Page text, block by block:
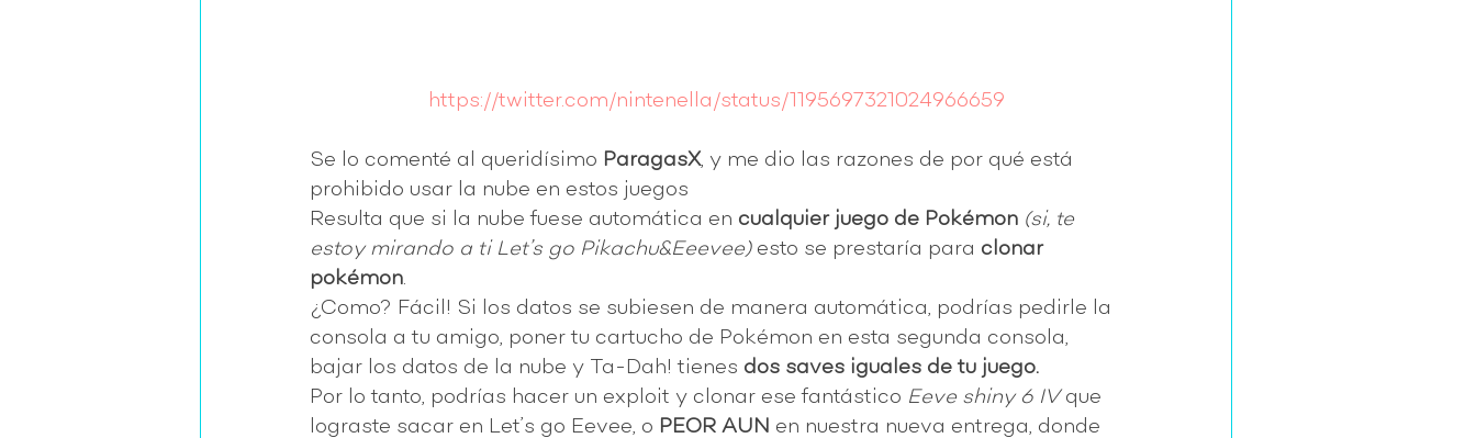
https://twitter.com/nintenella/status/1195697321024966659
Se lo comenté al queridísimo ParagasX , y me dio las razones de por qué está
prohibido usar la nube en estos juegos
Resulta que si la nube fuese automática en cualquier juego de Pokémon (si, te
estoy mirando a ti Let’s go Pikachu&Eeevee) esto se prestaría para clonar
pokémon
¿Como? Fácil! Si los datos se subiesen de manera automática, podrías pedirle la
consola a tu amigo, poner tu cartucho de Pokémon en esta segunda consola,
bajar los datos de la nube y Ta-Dah! tienes dos saves iguales de tu juego.
Por lo tanto, podrías hacer un exploit y clonar ese fantástico Eeve shiny 6 IV que
lograste sacar en Let’s go Eevee, o PEOR AUN en nuestra nueva entrega, donde